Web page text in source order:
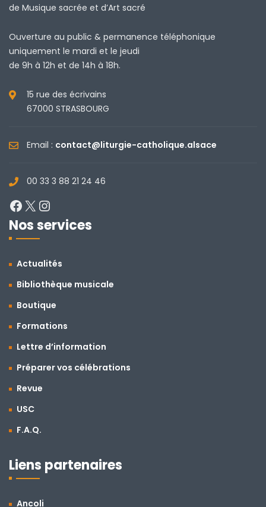
de Musique sacrée et d’Art sacré
Ouverture au public & permanence téléphonique
uniquement le mardi et le jeudi
de 9h à 12h et de 14h à 18h.
15 rue des écrivains
67000 STRASBOURG
Email : contact@liturgie-catholique.alsace
00 33 3 88 21 24 46
Facebook
X
Nos services
Actualités
Bibliothèque musicale
Boutique
Formations
Lettre d’information
Préparer vos célébrations
Revue
USC
F.A.Q.
Liens partenaires
Ancoli